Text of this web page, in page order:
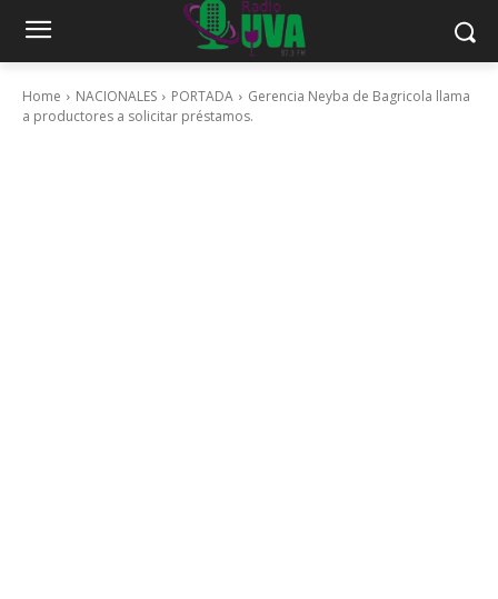
Home NACIONALES PORTADA
Gerencia Neyba de Bagricola llama
a productores a solicitar préstamos.